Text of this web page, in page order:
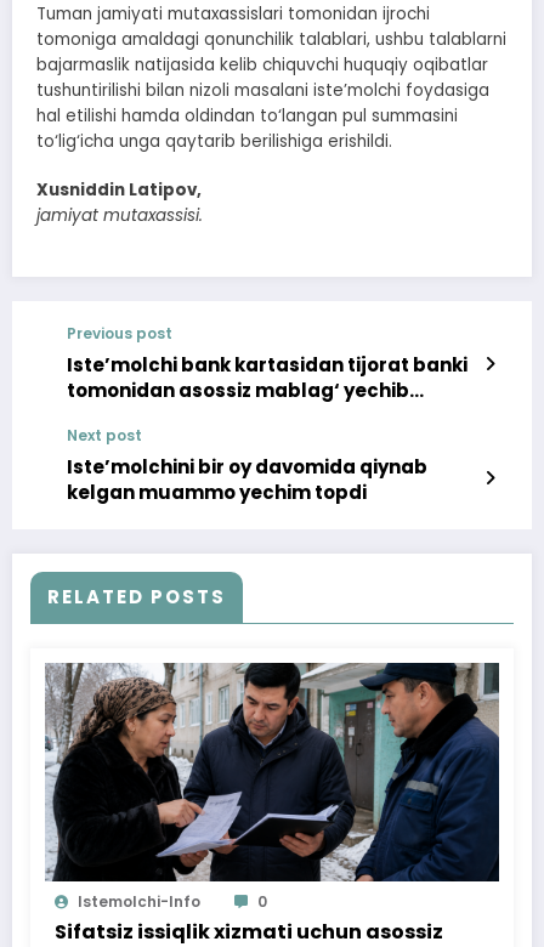
Tuman jamiyati mutaxassislari tomonidan ijrochi
tomoniga amaldagi qonunchilik talablari, ushbu talablarni
bajarmaslik natijasida kelib chiquvchi huquqiy oqibatlar
tushuntirilishi bilan nizoli masalani iste’molchi foydasiga
hal etilishi hamda oldindan to‘langan pul summasini
to‘lig‘icha unga qaytarib berilishiga erishildi.
Xusniddin Latipov,
jamiyat mutaxassisi.
Previous post
Iste’molchi bank kartasidan tijorat banki
tomonidan asossiz mablag‘ yechib
Next post
Iste’molchini bir oy davomida qiynab
kelgan muammo yechim topdi
RELATED POSTS
Istemolchi-Info 0
Sifatsiz issiqlik xizmati uchun asossiz